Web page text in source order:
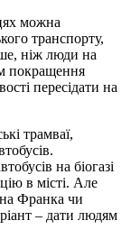
можна
транспорту,
ніж люди на
покращення
пересідати на
трамваї,
на біогазі
в місті. Але
Франка чи
– дати людям